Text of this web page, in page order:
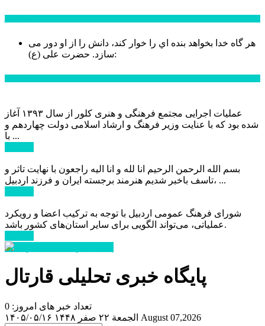
هر گاه خدا بخواهد بنده اي را خوار كند، دانش را از او دور می
سازد.حضرت علی (ع):
عملیات اجرایی مجتمع فرهنگی و هنری کلور از سال ۱۳۹۳ آغاز
شده بود که با عنایت وزیر فرهنگ و ارشاد اسلامی دولت چهاردهم و
با ...
بسم الله الرحمن الرحیم انا لله و انا الیه راجعون با نهایت تاثر و
تاسف باخبر شدیم هنرمند برجسته ایران و فرزند اردبیل، ...
شورای فرهنگ عمومی اردبیل با توجه به ترکیب اعضا و رویکرد
عملیاتی، می‌تواند الگویی برای سایر استان‌های کشور باشد.
پایگاه خبری تحلیلی قارتال
تعداد خبر های امروز: 0
۱۴۰۵/۰۵/۱۶
الجمعة ۲۲ صفر ۱۴۴۸ August 07,2026